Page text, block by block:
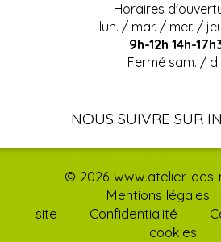
Horaires
lun. / mar. / mer. /
9h-12h 14h-
Fermé sam. /
NOUS SUIVRE SUR
© 2026 www.atelier-
Mentions légales
site
Confidentialité
cookies